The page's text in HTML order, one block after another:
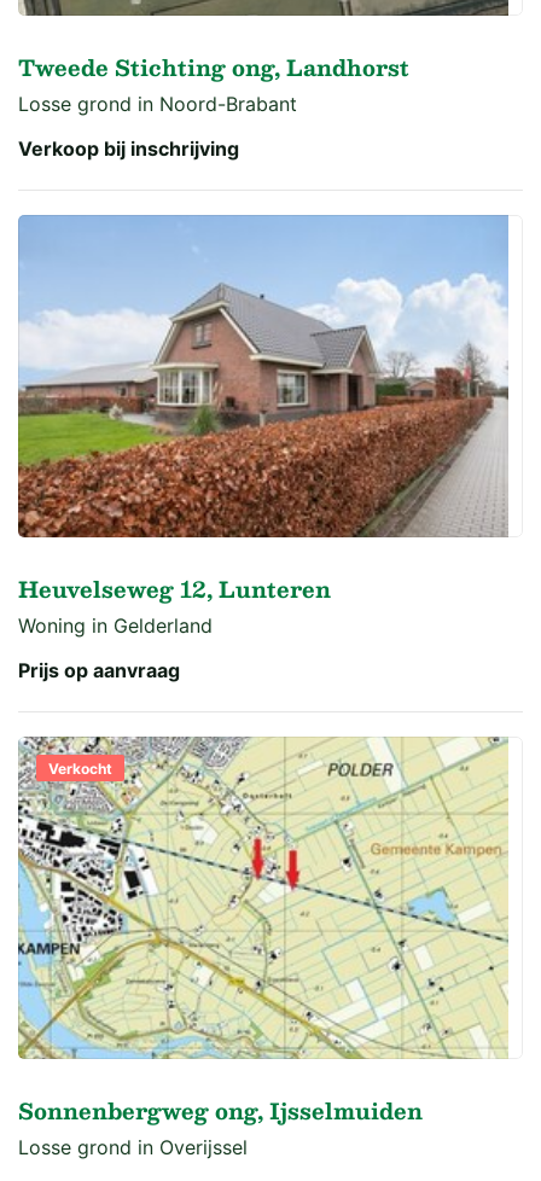
Tweede Stichting ong, Landhorst
Losse grond in Noord-Brabant
Verkoop bij inschrijving
Heuvelseweg 12, Lunteren
Woning in Gelderland
Prijs op aanvraag
Verkocht
Sonnenbergweg ong, Ijsselmuiden
Losse grond in Overijssel